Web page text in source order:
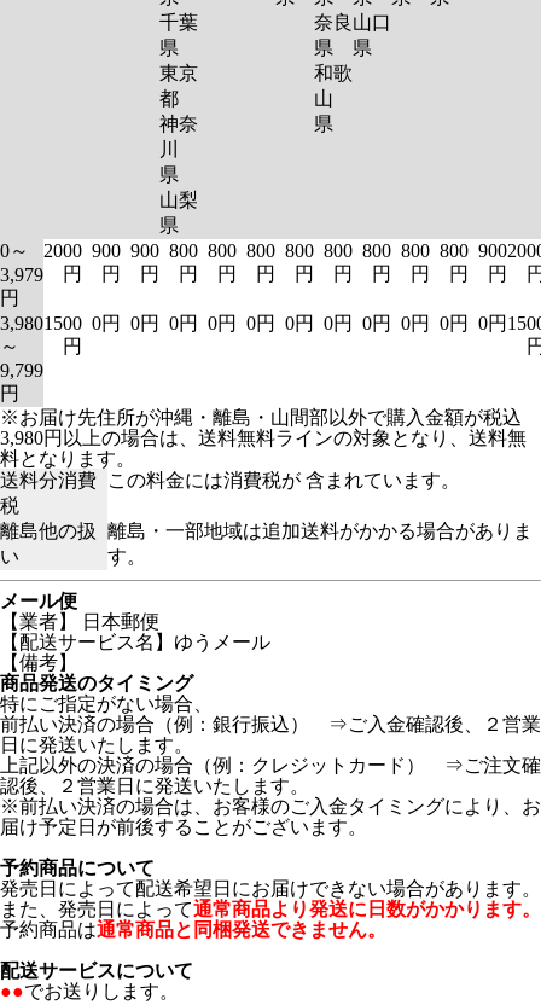
千葉
県
東京
都
神奈
川
県
山梨
県
奈良
県
和歌
山
県
山口
県
0～
3,979
円
2000
円
900
円
900
円
800
円
800
円
800
円
800
円
800
円
800
円
800
円
800
円
900
円
3,980
～
9,799
円
1500
円
0円 0円 0円 0円 0円 0円 0円 0円 0円 0円 0円
※お届け先住所が沖縄・離島・山間部以外で購入金額が税込
3,980円以上の場合は、送料無料ラインの対象となり、送料無
料となります。
送料分消費
税
この料金には消費税が 含まれています。
離島他の扱
い
離島・一部地域は追加送料がかかる場合がありま
す。
メール便
【業者】 日本郵便
【配送サービス名】ゆうメール
【備考】
商品発送のタイミング
特にご指定がない場合、
前払い決済の場合（例：銀行振込） ⇒ご入金確認後、２営業
日に発送いたします。
上記以外の決済の場合（例：クレジットカード） ⇒ご注文確
認後、２営業日に発送いたします。
※前払い決済の場合は、お客様のご入金タイミングにより、お
届け予定日が前後することがございます。
予約商品について
発売日によって配送希望日にお届けできない場合があります。
また、発売日によって通常商品より発送に日数がかかります。
予約商品は通常商品と同梱発送できません。
配送サービスについて
●●でお送りします。